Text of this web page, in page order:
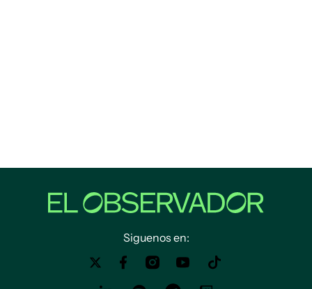
Siguenos en: